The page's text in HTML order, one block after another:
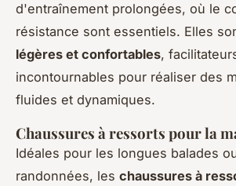
d'entraînement prolongées, où le
résistance sont essentiels. Elles
légères et confortables,
incontournables pour réaliser des
fluides et dynamiques.
Chaussures à ressorts pour la
Idéales pour les longues balades
randonnées, les chaussures à